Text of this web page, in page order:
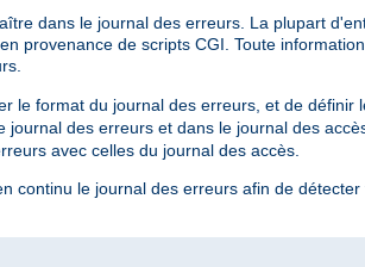
dans le journal des erreurs. La plupart
provenance de scripts CGI. Toute
le format du journal des erreurs, et de définir
journal des erreurs et dans le journal des
avec celles du journal des accès.
continu le journal des erreurs afin de